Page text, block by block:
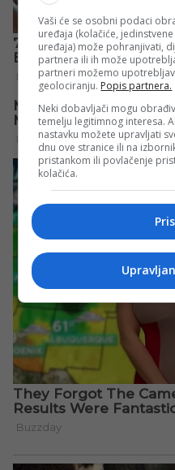
Vaši će se osobni podaci
uređaja (kolačiće,
uređaja) može pohranjivati,
partnera ili ih može
partneri možemo
geolociranju. Popis partnera.
Neki dobavljači mogu
temelju legitimnog interesa.
nastavku možete upravljati
dnu ove stranice ili na
pristankom ili povlačenje
kolačića.